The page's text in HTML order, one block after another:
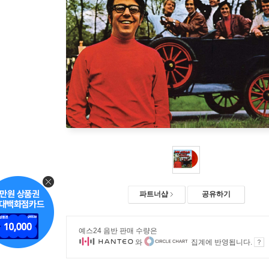
파트너샵 공유하기
예스24 음반 판매 수량은
와
집계에 반영됩니다.